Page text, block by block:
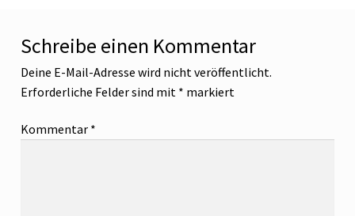
Schreibe einen Kommentar
Deine E-Mail-Adresse wird nicht veröffentlicht.
Erforderliche Felder sind mit * markiert
Kommentar *